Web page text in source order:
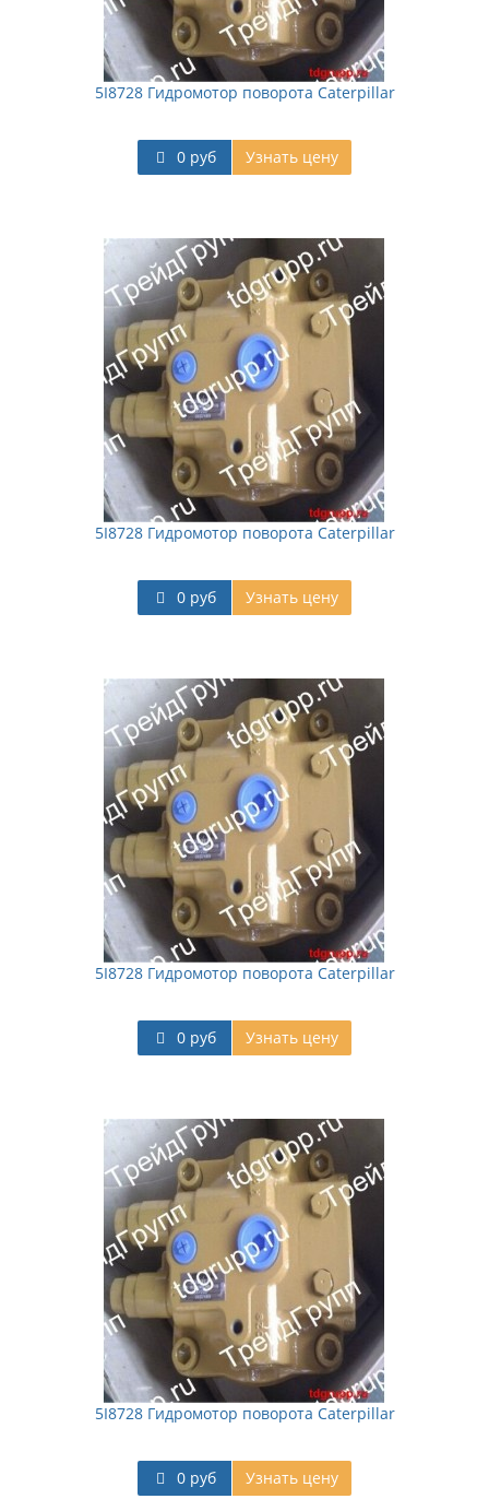
5I8728 Гидромотор поворота Caterpillar
0 руб Узнать цену
5I8728 Гидромотор поворота Caterpillar
0 руб Узнать цену
5I8728 Гидромотор поворота Caterpillar
0 руб Узнать цену
5I8728 Гидромотор поворота Caterpillar
0 руб Узнать цену